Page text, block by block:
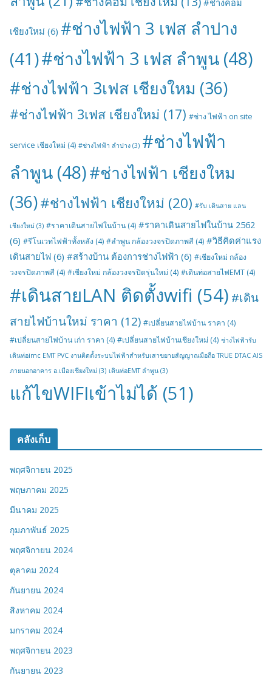
#ช่างคอม
เชียงใหม่ (6) #ช่างไฟฟ้า 3 เฟส ลำปาง
(41)#ช่างไฟฟ้า 3 เฟส ลำพูน (48)
#ช่างไฟฟ้า 3เฟส เชียงใหม (36)
#ช่างไฟฟ้า 3เฟส เชียงใหม่ (17) #ช่าง ไฟฟ้า on site
service เชียงใหม่ (4) #ช่างไฟฟ้า ลำปาง (3) #ช่างไฟฟ้า
ลำพูน (48)#ช่างไฟฟ้า เชียงใหม
(36)#ช่างไฟฟ้า เชียงใหม่ (20) #รับ เดินสาย แลน
เชียงใหม่ (3) #ราคาเดินสายไฟในบ้าน (4) #ราคาเดินสายไฟในบ้าน 2562
(6) #รีโนเวทไฟฟ้าทั้งหลัง (4) #ลำพูน กล้องวงจรปิดภาพสี (4) #วิธีคิดค่าแรง
เดินสายไฟ (6) #สร้างบ้าน ต้องการช่างไฟฟ้า (6) #เชียงใหม่ กล้อง
วงจรปิดภาพสี (4) #เชียงใหม่ กล้องวงจรปิดรุ่นใหม่ (4) #เดินท่อสายไฟEMT (4)
#เดินสายLAN ติดตั้งwifi (54) #เดิน
สายไฟบ้านใหม่ ราคา (12) #เปลี่ยนสายไฟบ้าน ราคา (4)
#เปลี่ยนสายไฟบ้าน เก่า ราคา (4) #เปลี่ยนสายไฟบ้านเชียงใหม่ (4) ช่างไฟฟ้ารับ
เดินท่อimc EMT PVC งานติดตั้งระบบไฟฟ้าสำหรับเสาขยายสัญญาณมือถือ TRUE DTAC AIS
ภายนอกอาคาร อ.เมืองเชียงใหม่ (3) เดินท่อEMT ลำพูน (3)
แก้ไขWIFIเข้าไม่ได้ (51)
คลังเก็บ
พฤศจิกายน 2025
พฤษภาคม 2025
มีนาคม 2025
กุมภาพันธ์ 2025
พฤศจิกายน 2024
ตุลาคม 2024
กันยายน 2024
สิงหาคม 2024
มกราคม 2024
พฤศจิกายน 2023
กันยายน 2023